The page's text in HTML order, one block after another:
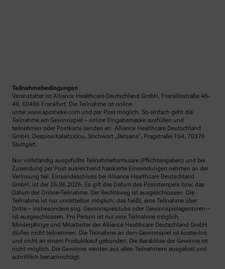
Teilnahmebedingungen
Veranstalter ist Alliance Healthcare Deutschland GmbH, Franklinstraße 46-
48, 60486 Frankfurt. Die Teilnahme ist online
unter www.apotheke.com und per Post möglich. So einfach geht die
Teilnahme am Gewinnspiel – online Eingabemaske ausfüllen und
teilnehmen oder Postkarte senden an: Alliance Healthcare Deutschland
GmbH, Despina Kalaitzidou, Stichwort „Belsana“, Pragstraße 154, 70376
Stuttgart.
Nur vollständig ausgefüllte Teilnahmeformulare (Pflichtangaben) und bei
Zusendung per Post ausreichend frankierte Einsendungen nehmen an der
Verlosung teil. Einsendeschluss bei Alliance Healthcare Deutschland
GmbH, ist der 26.06.2026. Es gilt das Datum des Poststempels bzw. das
Datum der Online-Teilnahme. Der Rechtsweg ist ausgeschlossen. Die
Teilnahme ist nur unmittelbar möglich; das heißt, eine Teilnahme über
Dritte – insbesondere sog. Gewinnspielclubs oder Gewinnspielagenturen –
ist ausgeschlossen. Pro Person ist nur eine Teilnahme möglich.
Minderjährige und Mitarbeiter der Alliance Healthcare Deutschland GmbH
dürfen nicht teilnehmen. Die Teilnahme an dem Gewinnspiel ist kostenlos
und nicht an einem Produktkauf gebunden. Die Barablöse der Gewinne ist
nicht möglich. Die Gewinner werden aus allen Teilnehmern ausgelost und
schriftlich benachrichtigt.